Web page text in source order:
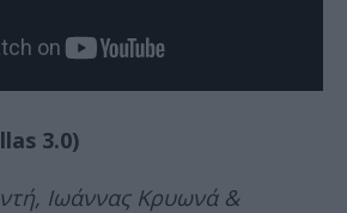
3.0)
Ιωάννας Κρυωνά &